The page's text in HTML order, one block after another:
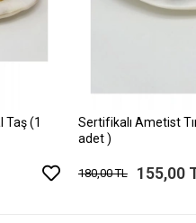
Taş (1
Sertifikalı Ametist
adet )
180,00 TL 155,00